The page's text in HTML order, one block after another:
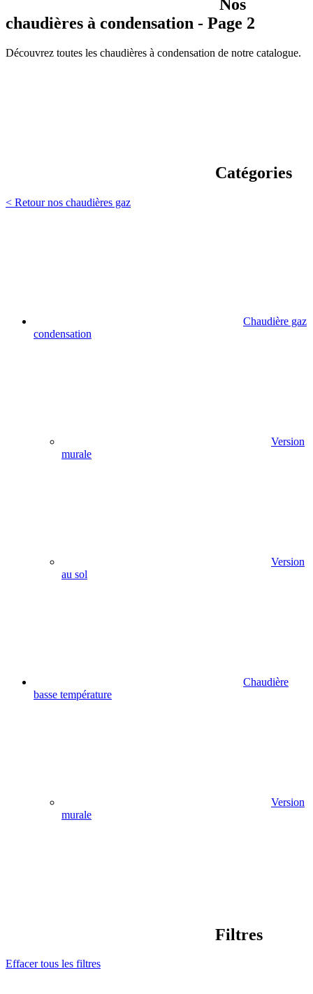
Nos
chaudières à condensation - Page 2
Découvrez toutes les chaudières à condensation de notre catalogue.
Catégories
< Retour nos chaudières gaz
Chaudière gaz
condensation
Version
murale
Version
au sol
Chaudière
basse température
Version
murale
Filtres
Effacer tous les filtres